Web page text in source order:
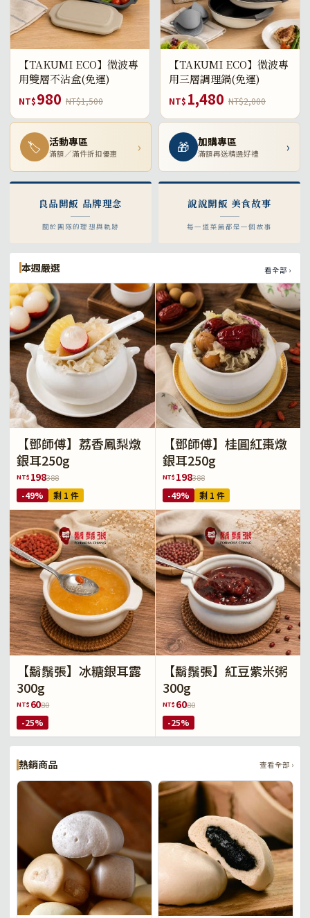
【TAKUMI ECO】微波專
用雙層不沾盒(免運)
NT$980 NT$1,500
【TAKUMI ECO】微波專
用三層調理鍋(免運)
NT$ 1,480 NT$2,000
🏷 活動專區
滿額／滿件折扣優惠 › 🎁 加購專區
滿額再送精選好禮 ›
良品開飯 品牌理念
關於團隊的理想與軌跡
說說開飯 美食故事
每一道菜餚都是一個故事
本週嚴選 看全部 ›
【鄧師傅】荔香鳳梨燉
銀耳250g
NT$ 198388
-49% 剩 1 件
【鄧師傅】桂圓紅棗燉
銀耳250g
NT$ 198388
-49% 剩 1 件
【鬍鬚張】冰糖銀耳露
300g
NT$ 6080
-25%
【鬍鬚張】紅豆紫米粥
300g
NT$ 6080
-25%
熱銷商品 查看全部 ›